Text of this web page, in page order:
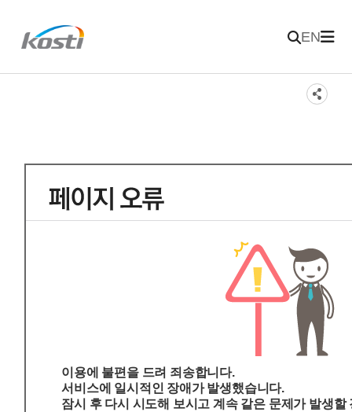
KOSTI 메인 페이지로 이동
EN
이용에 불편을 드려 죄송합니다.
서비스에 일시적인 장애가 발생했습니다.
잠시 후 다시 시도해 보시고 계속 같은 문제가 발생할